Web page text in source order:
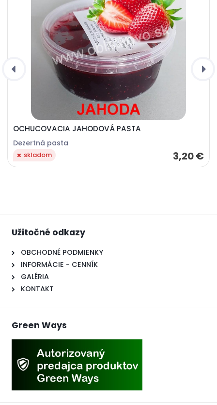
OCHUCOVACIA JAHODOVÁ PASTA
Dezertná pasta
3,20 €
skladom
Užitočné odkazy
OBCHODNÉ PODMIENKY
INFORMÁCIE - CENNÍK
GALÉRIA
KONTAKT
Green Ways